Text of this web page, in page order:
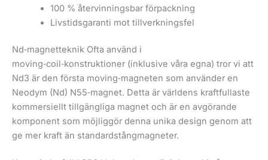
100 % återvinningsbar förpackning
Livstidsgaranti mot tillverkningsfel
Nd‑magnetteknik Ofta använd i
moving‑coil‑konstruktioner (inklusive våra egna) tror vi att
Nd3 är den första moving‑magneten som använder en
Neodym (Nd) N55‑magnet. Detta är världens kraftfullaste
kommersiellt tillgängliga magnet och är en avgörande
komponent som möjliggör denna unika design genom att
ge mer kraft än standardstångmagneter.